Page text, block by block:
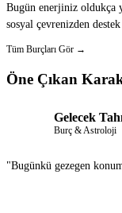
Bugün enerjiniz oldukça
sosyal çevrenizden
Tüm Burçları Gör →
Öne Çıkan
Gelecek
Burç & Astroloji
"Bugünkü gezegen